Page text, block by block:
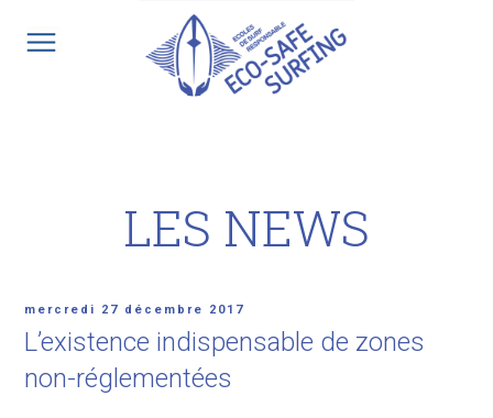
LES NEWS
Publié
le
mercredi 27 décembre 2017
L’existence indispensable de zones
non-réglementées